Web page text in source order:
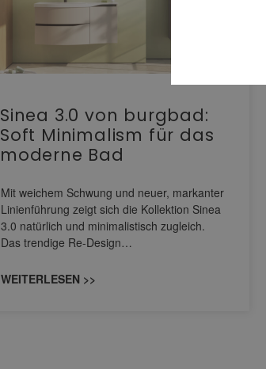
Sinea 3.0 von burgbad:
Soft Minimalism für das
moderne Bad
Mit weichem Schwung und neuer, markanter
Linienführung zeigt sich die Kollektion Sinea
3.0 natürlich und minimalistisch zugleich.
Das trendige Re-Design…
WEITERLESEN >>